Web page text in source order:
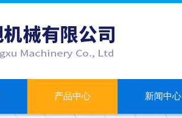
产品中心 新闻中心